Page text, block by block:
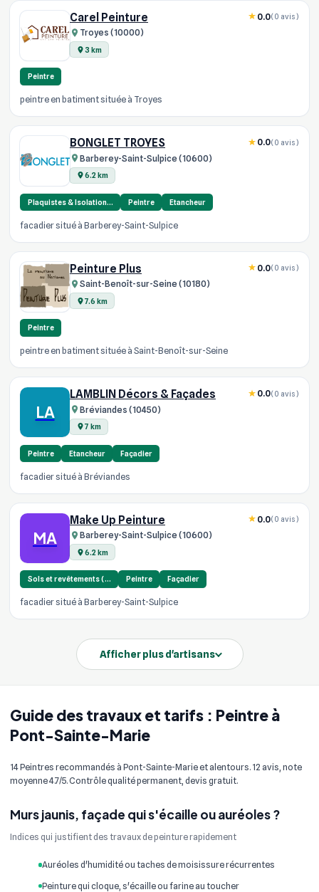
Guide des travaux et tarifs : Peintre à
Pont-Sainte-Marie
14 Peintres recommandés à Pont-Sainte-Marie et alentours. 12 avis, note
moyenne 4.7/5. Contrôle qualité permanent, devis gratuit.
Murs jaunis, façade qui s'écaille ou auréoles ?
Indices qui justifient des travaux de peinture rapidement
Auréoles d'humidité ou taches de moisissure récurrentes
Peinture qui cloque, s'écaille ou farine au toucher
Carel Peinture
Troyes (10000)
3 km
0.0(0 avis)
Peintre
peintre en batiment située à Troyes
BONGLET TROYES
Barberey-Saint-Sulpice (10600)
6.2 km
0.0(0 avis)
Plaquistes & Isolation… Peintre Etancheur
facadier situé à Barberey-Saint-Sulpice
Peinture Plus
Saint-Benoît-sur-Seine (10180)
7.6 km
0.0(0 avis)
Peintre
peintre en batiment située à Saint-Benoît-sur-Seine
LA
LAMBLIN Décors & Façades
Bréviandes (10450)
7 km
0.0(0 avis)
Peintre Etancheur Façadier
facadier situé à Bréviandes
MA
Make Up Peinture
Barberey-Saint-Sulpice (10600)
6.2 km
0.0(0 avis)
Sols et revêtements (… Peintre Façadier
facadier situé à Barberey-Saint-Sulpice
Afficher plus d'artisans